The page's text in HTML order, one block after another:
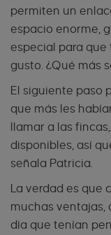
permiten un
espacio enorme,
especial para que
gusto. ¿Qué más
El siguiente paso
que más les
llamar a las
disponibles, así
señala Patricia.
La verdad es que
muchas ventajas,
día que tenían